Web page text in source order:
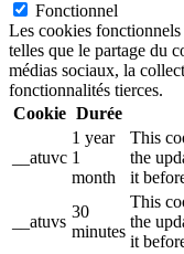
Fonctionnel
Les cookies
telles que le partage du
médias sociaux, la
fonctionnalités tierces.
Cookie Durée
__atuvc
1 year
1
month
This
the
it
__atuvs
30
minutes
This
the
it